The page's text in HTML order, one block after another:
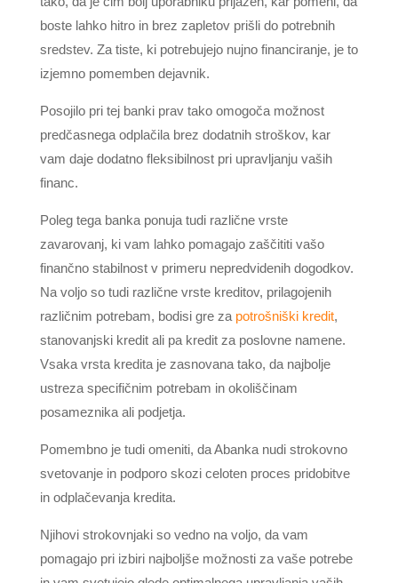
boste lahko hitro in brez zapletov prišli do potrebnih
sredstev. Za tiste, ki potrebujejo nujno financiranje, je to
izjemno pomemben dejavnik.
Posojilo pri tej banki prav tako omogoča možnost
predčasnega odplačila brez dodatnih stroškov, kar
vam daje dodatno fleksibilnost pri upravljanju vaših
financ.
Poleg tega banka ponuja tudi različne vrste
zavarovanj, ki vam lahko pomagajo zaščititi vašo
finančno stabilnost v primeru nepredvidenih dogodkov.
Na voljo so tudi različne vrste kreditov, prilagojenih
različnim potrebam, bodisi gre za potrošniški kredit,
stanovanjski kredit ali pa kredit za poslovne namene.
Vsaka vrsta kredita je zasnovana tako, da najbolje
ustreza specifičnim potrebam in okoliščinam
posameznika ali podjetja.
Pomembno je tudi omeniti, da Abanka nudi strokovno
svetovanje in podporo skozi celoten proces pridobitve
in odplačevanja kredita.
Njihovi strokovnjaki so vedno na voljo, da vam
pomagajo pri izbiri najboljše možnosti za vaše potrebe